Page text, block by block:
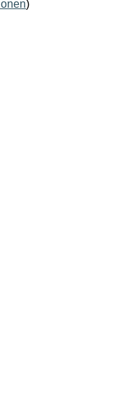
)